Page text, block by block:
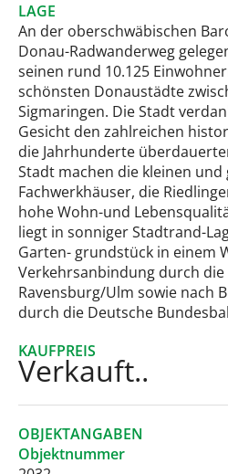
LAGE
An der oberschwäbischen
Donau-Radwanderweg
seinen rund 10.125
schönsten Donaustädte
Sigmaringen. Die Stadt
Gesicht den zahlreichen
die Jahrhunderte
Stadt machen die kleinen und
Fachwerkhäuser, die
hohe Wohn-und
liegt in sonniger Stadtrand-
Garten- grundstück in einem
Verkehrsanbindung durch die
Ravensburg/Ulm sowie nach
durch die Deutsche
KAUFPREIS
Verkauft..
OBJEKTANGABEN
Objektnummer